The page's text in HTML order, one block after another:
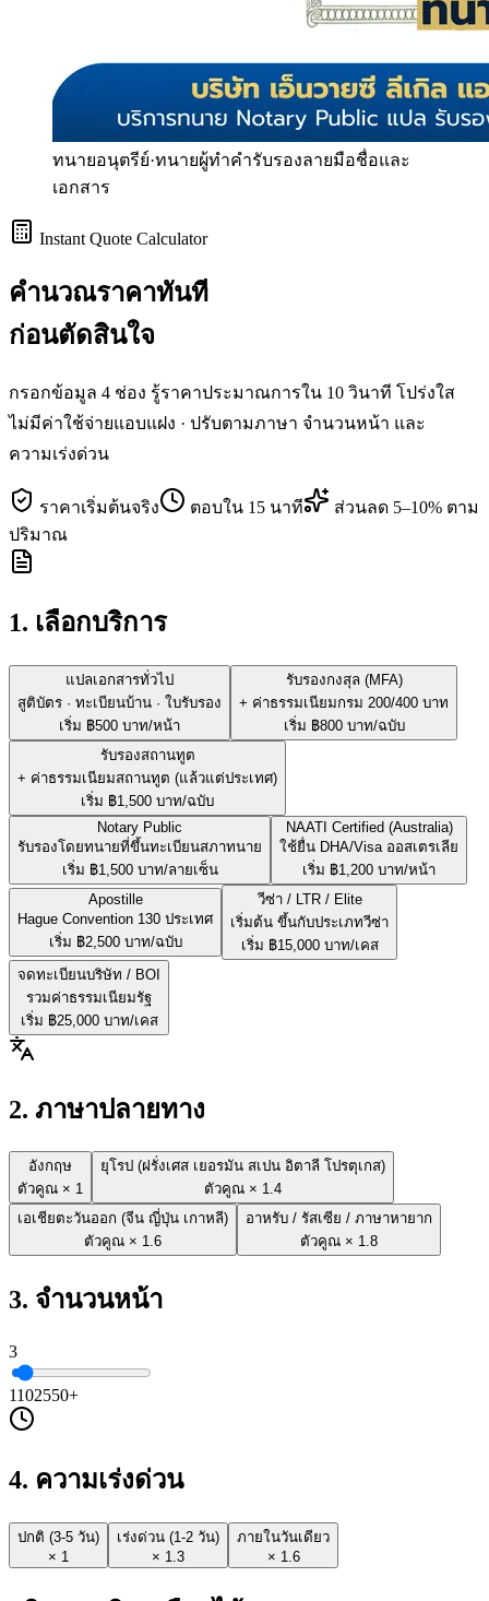
ทนายอนุตรีย์·ทนายผู้ทำคำรับรองลายมือชื่อและ
เอกสาร
Instant Quote Calculator
คำนวณราคาทันที
ก่อนตัดสินใจ
กรอกข้อมูล 4 ช่อง รู้ราคาประมาณการใน 10 วินาที โปร่งใส
ไม่มีค่าใช้จ่ายแอบแฝง · ปรับตามภาษา จำนวนหน้า และ
ความเร่งด่วน
ราคาเริ่มต้นจริง ตอบใน 15 นาที
ส่วนลด 5–10% ตาม
ปริมาณ
1. เลือกบริการ
แปลเอกสารทั่วไป
สูติบัตร · ทะเบียนบ้าน · ใบรับรอง
เริ่ม ฿500 บาท/หน้า
รับรองกงสุล (MFA)
+ ค่าธรรมเนียมกรม 200/400 บาท
เริ่ม ฿800 บาท/ฉบับ
รับรองสถานทูต
+ ค่าธรรมเนียมสถานทูต (แล้วแต่ประเทศ)
เริ่ม ฿1,500 บาท/ฉบับ
Notary Public
รับรองโดยทนายที่ขึ้นทะเบียนสภาทนาย
เริ่ม ฿1,500 บาท/ลายเซ็น
NAATI Certified (Australia)
ใช้ยื่น DHA/Visa ออสเตรเลีย
เริ่ม ฿1,200 บาท/หน้า
Apostille
Hague Convention 130 ประเทศ
เริ่ม ฿2,500 บาท/ฉบับ
วีซ่า / LTR / Elite
เริ่มต้น ขึ้นกับประเภทวีซ่า
เริ่ม ฿15,000 บาท/เคส
จดทะเบียนบริษัท / BOI
รวมค่าธรรมเนียมรัฐ
เริ่ม ฿25,000 บาท/เคส
2. ภาษาปลายทาง
อังกฤษ
ตัวคูณ × 1
ยุโรป (ฝรั่งเศส เยอรมัน สเปน อิตาลี โปรตุเกส)
ตัวคูณ × 1.4
เอเชียตะวันออก (จีน ญี่ปุ่น เกาหลี)
ตัวคูณ × 1.6
อาหรับ / รัสเซีย / ภาษาหายาก
ตัวคูณ × 1.8
3. จำนวนหน้า
3
1102550+
4. ความเร่งด่วน
ปกติ (3-5 วัน)
× 1
เร่งด่วน (1-2 วัน)
× 1.3
ภายในวันเดียว
× 1.6